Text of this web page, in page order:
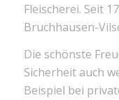
Fleischerei. Seit
Bruchhausen-
Die schönste
Sicherheit auch
Beispiel bei